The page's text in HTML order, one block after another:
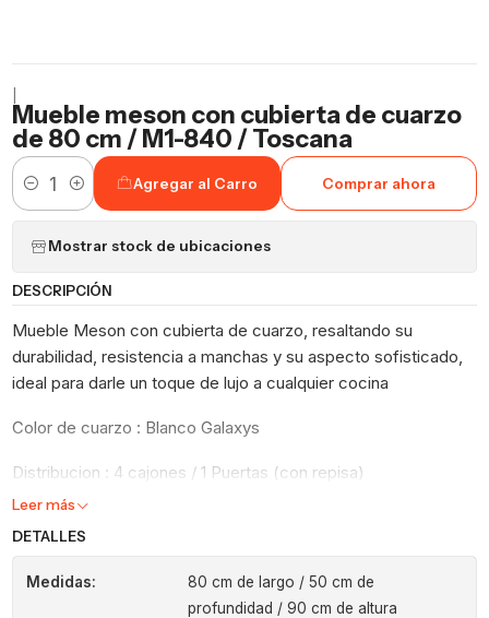
Mueble meson con cubierta de cuarzo
de 80 cm / M1-840 / Toscana
Cantidad
Agregar al Carro Comprar ahora
Mostrar stock de ubicaciones
DESCRIPCIÓN
Mueble Meson con cubierta de cuarzo, resaltando su
durabilidad, resistencia a manchas y su aspecto sofisticado,
ideal para darle un toque de lujo a cualquier cocina
Color de cuarzo : Blanco Galaxys
Distribucion : 4 cajones / 1 Puertas (con repisa)
Leer más
DETALLES
Medidas:
80 cm de largo / 50 cm de
profundidad / 90 cm de altura